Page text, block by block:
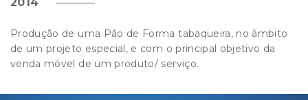
Produção de uma Pão de Forma tabaqueira, no âmbito
de um projeto especial, e com o principal objetivo da
venda móvel de um produto/ serviço.